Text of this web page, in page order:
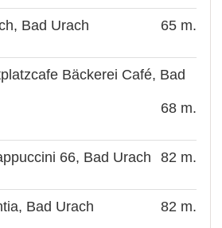
Bad Urach 65 m.
Bäckerei Café, Bad
68 m.
66, Bad Urach 82 m.
Bad Urach 82 m.